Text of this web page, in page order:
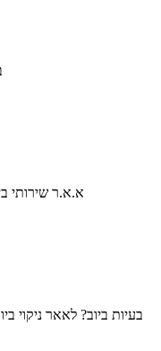
א.א.ר שירותי
בעיות ביוב? לאאר ניקוי